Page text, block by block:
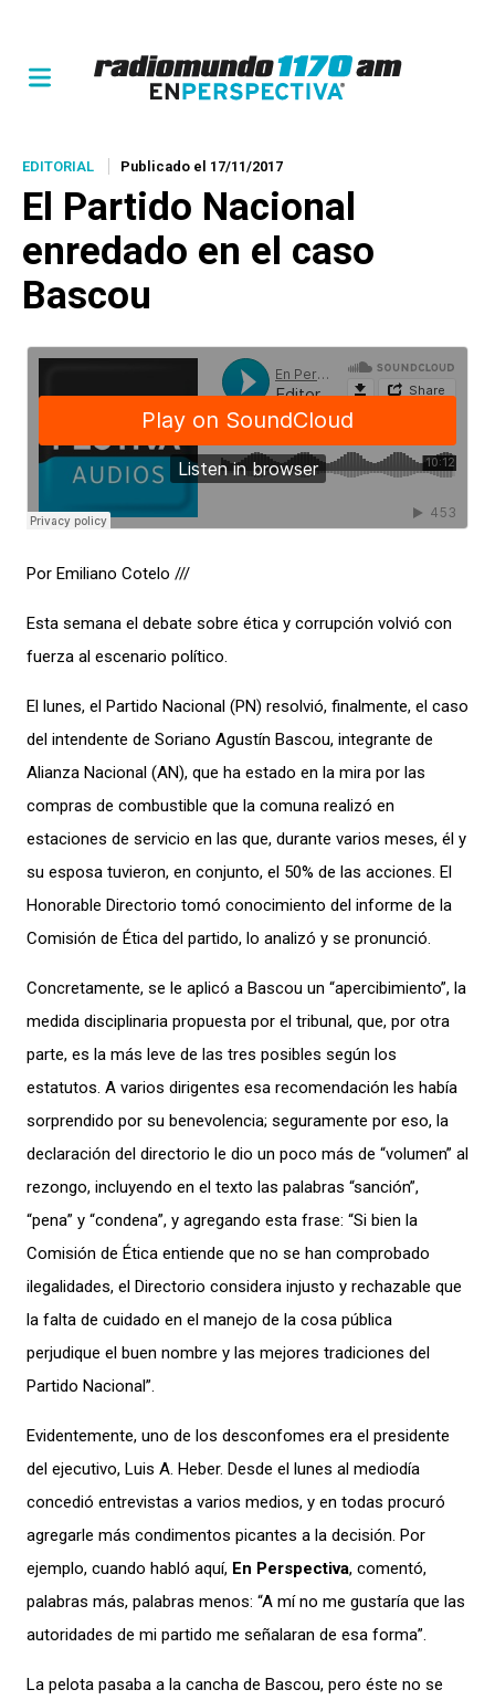
EDITORIAL Publicado el 17/11/2017
El Partido Nacional
enredado en el caso
Bascou
Por Emiliano Cotelo ///
Esta semana el debate sobre ética y corrupción volvió con
fuerza al escenario político.
El lunes, el Partido Nacional (PN) resolvió, finalmente, el caso
del intendente de Soriano Agustín Bascou, integrante de
Alianza Nacional (AN), que ha estado en la mira por las
compras de combustible que la comuna realizó en
estaciones de servicio en las que, durante varios meses, él y
su esposa tuvieron, en conjunto, el 50% de las acciones. El
Honorable Directorio tomó conocimiento del informe de la
Comisión de Ética del partido, lo analizó y se pronunció.
Concretamente, se le aplicó a Bascou un “apercibimiento”, la
medida disciplinaria propuesta por el tribunal, que, por otra
parte, es la más leve de las tres posibles según los
estatutos. A varios dirigentes esa recomendación les había
sorprendido por su benevolencia; seguramente por eso, la
declaración del directorio le dio un poco más de “volumen” al
rezongo, incluyendo en el texto las palabras “sanción”,
“pena” y “condena”, y agregando esta frase: “Si bien la
Comisión de Ética entiende que no se han comprobado
ilegalidades, el Directorio considera injusto y rechazable que
la falta de cuidado en el manejo de la cosa pública
perjudique el buen nombre y las mejores tradiciones del
Partido Nacional”.
Evidentemente, uno de los desconfomes era el presidente
del ejecutivo, Luis A. Heber. Desde el lunes al mediodía
concedió entrevistas a varios medios, y en todas procuró
agregarle más condimentos picantes a la decisión. Por
ejemplo, cuando habló aquí, En Perspectiva, comentó,
palabras más, palabras menos: “A mí no me gustaría que las
autoridades de mi partido me señalaran de esa forma”.
La pelota pasaba a la cancha de Bascou, pero éste no se